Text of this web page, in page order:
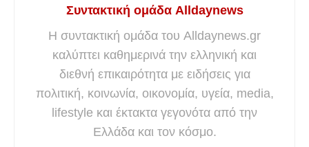
Συντακτική ομάδα Alldaynews
Η συντακτική ομάδα του Alldaynews.gr
καλύπτει καθημερινά την ελληνική και
διεθνή επικαιρότητα με ειδήσεις για
πολιτική, κοινωνία, οικονομία, υγεία, media,
lifestyle και έκτακτα γεγονότα από την
Ελλάδα και τον κόσμο.